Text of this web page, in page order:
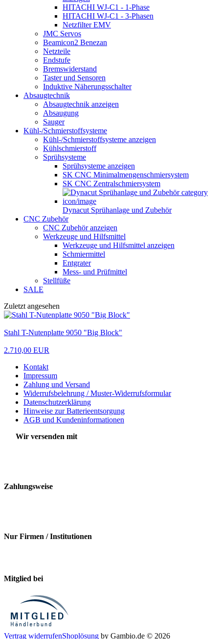
HITACHI WJ-C1 - 1-Phase
HITACHI WJ-C1 - 3-Phasen
Netzfilter EMV
JMC Servos
Beamicon2 Benezan
Netzteile
Endstufe
Bremswiderstand
Taster und Sensoren
Induktive Näherungsschalter
Absaugtechnik
Absaugtechnik anzeigen
Absaugung
Sauger
Kühl-/Schmierstoffsysteme
Kühl-/Schmierstoffsysteme anzeigen
Kühlschmierstoff
Sprühsysteme
Sprühsysteme anzeigen
SK CNC Minimalmengenschmiersystem
SK CNC Zentralschmiersystem
Dynacut Sprühanlage und Zubehör
CNC Zubehör
CNC Zubehör anzeigen
Werkzeuge und Hilfsmittel
Werkzeuge und Hilfsmittel anzeigen
Schmiermittel
Entgrater
Mess- und Prüfmittel
Stellfüße
SALE
Zuletzt angesehen
Stahl T-Nutenplatte 9050 "Big Block"
2.710,00 EUR
Kontakt
Impressum
Zahlung und Versand
Widerrufsbelehrung / Muster-Widerrufsformular
Datenschutzerklärung
Hinweise zur Batterieentsorgung
AGB und Kundeninformationen
Wir versenden mit
Zahlungsweise
Nur Firmen / Institutionen
Mitglied bei
Vertrag widerrufenShoplösung by Gambio.de © 2026